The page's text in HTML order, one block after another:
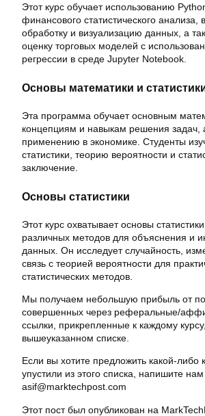
Этот курс обучает использованию
финансового статистического анализа,
обработку и визуализацию данных, а
оценку торговых моделей с
регрессии в среде Jupyter Notebook.
Основы математики и
Эта программа обучает основным
концепциям и навыкам решения задач,
применению в экономике. Студенты
статистики, теорию вероятности и
заключение.
Основы статистики
Этот курс охватывает основы
различных методов для объяснения и
данных. Он исследует случайность,
связь с теорией вероятности для
статистических методов.
Мы получаем небольшую прибыль от
совершенных через реферальные/
ссылки, прикрепленные к каждому
вышеуказанном списке.
Если вы хотите предложить какой-либо
упустили из этого списка, напишите
asif@marktechpost.com
Этот пост был опубликован на